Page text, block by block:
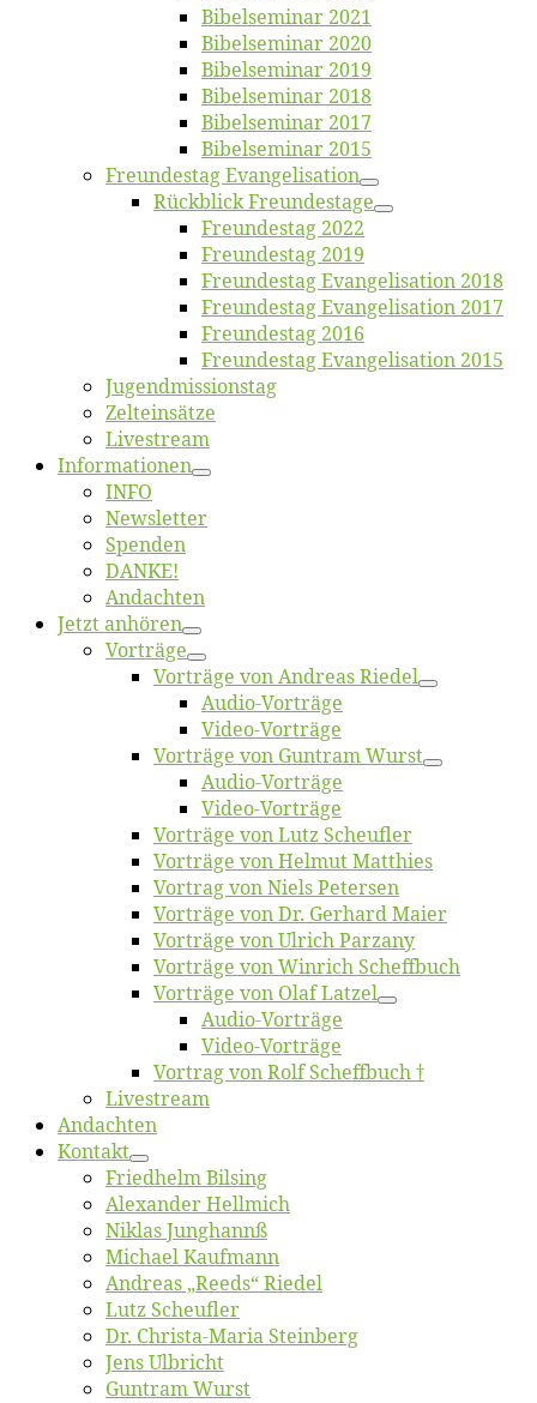
Bi­bel­se­mi­nar 2021
Bi­bel­se­mi­nar 2020
Bi­bel­se­mi­nar 2019
Bi­bel­se­mi­nar 2018
Bibelsemi­nar 2017
Bibelsemi­nar 2015
Freun­des­tag Evangelisation
Rück­blick Freundestage
Freun­des­tag 2022
Freun­des­tag 2019
Freun­des­tag Evan­ge­li­sa­ti­on 2018
Freun­des­tag Evan­ge­li­sa­ti­on 2017
Freun­des­tag 2016
Freun­des­tag Evan­ge­li­sa­ti­on 2015
Jugend­mis­sions­tag
Zelt­ein­sät­ze
Live­stream
Informatio­nen
INFO
News­let­ter
Spen­den
DANKE!
An­dach­ten
Jetzt an­hö­ren
Vor­trä­ge
Vor­trä­ge von An­dre­as Riedel
Au­dio-Vor­trä­ge
Vi­deo-Vor­trä­ge
Vor­trä­ge von Gun­tram Wurst
Au­dio-Vor­trä­ge
Vi­deo-Vor­trä­ge
Vor­trä­ge von Lutz Scheufler
Vor­trä­ge von Hel­mut Matthies
Vor­trag von Niels Petersen
Vor­trä­ge von Dr. Ger­hard Maier
Vor­trä­ge von Ul­rich Parzany
Vor­trä­ge von Win­rich Scheffbuch
Vor­trä­ge von Olaf Latzel
Au­dio-Vor­trä­ge
Vi­deo-Vor­trä­ge
Vor­trag von Rolf Scheffbuch †
Live­stream
An­dach­ten
Kon­takt
Fried­helm Bilsing
Alex­an­der Hellmich
Ni­klas Junghannß
Mi­cha­el Kaufmann
An­dre­as „Reeds“ Riedel
Lutz Scheuf­ler
Dr. Chris­­ta-Ma­ria Steinberg
Jens Ulb­richt
Gun­tram Wurst